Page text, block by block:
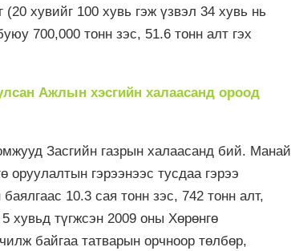
хувийг 100 хувь гэж үзвэл 34 хувь нь
700,000 тонн зэс, 51.6 тонн алт гэх
Ажлын хэсгийн халаасанд ороод
Засгийн газрын халаасанд бий. Манай
гэрээнээс тусдаа гэрээ
10.3 сая тонн зэс, 742 тонн алт,
хувьд түгжсэн 2009 оны Хөрөнгө
байгаа татварын орчноор төлбөр,